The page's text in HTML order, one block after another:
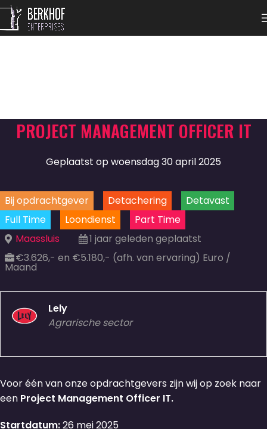
PROJECT MANAGEMENT OFFICER IT
Geplaatst op woensdag 30 april 2025
Bij opdrachtgever Detachering
Detavast
Full Time
Loondienst
Part Time
Maassluis
1 jaar geleden geplaatst
€3.626,- en €5.180,- (afh. van ervaring) Euro /
Maand
Lely
Agrarische sector
Voor één van onze opdrachtgevers zijn wij op zoek naar
een Project Management Officer IT.
Startdatum:26 mei 2025